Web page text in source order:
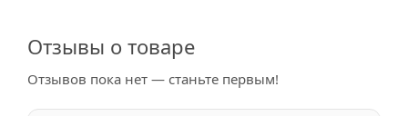
Отзывы о товаре
Отзывов пока нет — станьте первым!